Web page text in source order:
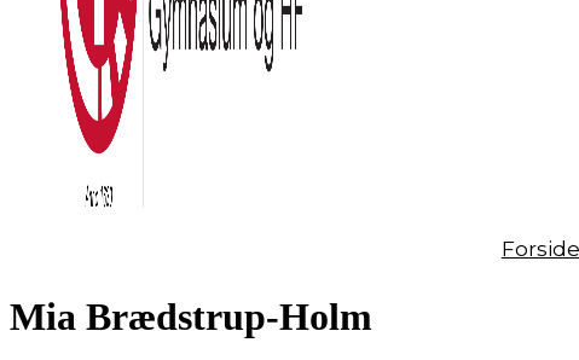
Forside
Mia Brædstrup-Holm